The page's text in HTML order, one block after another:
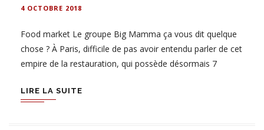
4 OCTOBRE 2018
Food market Le groupe Big Mamma ça vous dit quelque
chose ? À Paris, difficile de pas avoir entendu parler de cet
empire de la restauration, qui possède désormais 7
LIRE LA SUITE